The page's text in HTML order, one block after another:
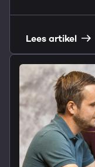
Lees artikel